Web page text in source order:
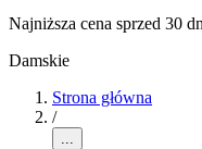
Najniższa cena sprzed 30
Damskie
Strona główna
/
...